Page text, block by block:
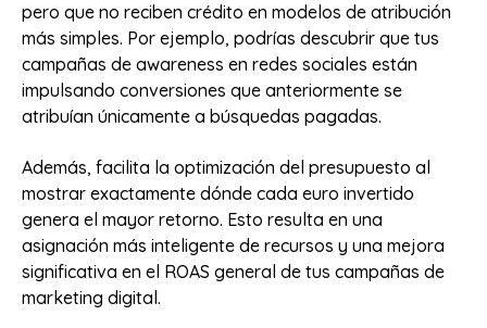
pero que no reciben crédito en modelos de atribución
más simples. Por ejemplo, podrías descubrir que tus
campañas de awareness en redes sociales están
impulsando conversiones que anteriormente se
atribuían únicamente a búsquedas pagadas.
Además, facilita la optimización del presupuesto al
mostrar exactamente dónde cada euro invertido
genera el mayor retorno. Esto resulta en una
asignación más inteligente de recursos y una mejora
significativa en el ROAS general de tus campañas de
marketing digital.